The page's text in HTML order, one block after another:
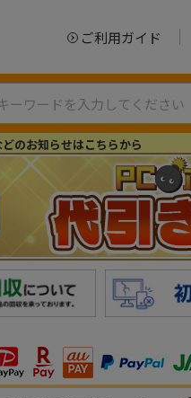
ご利用ガイド
のお知らせはこちらから